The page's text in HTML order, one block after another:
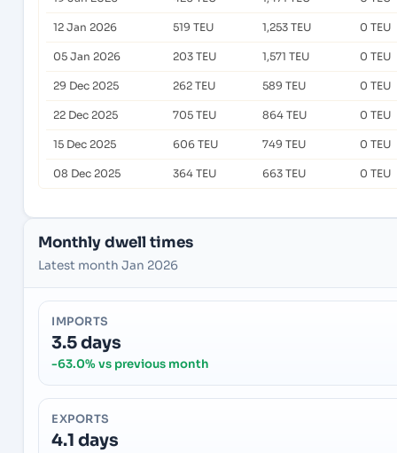
12 Jan 2026 519 TEU 1,253 TEU 0 TEU
05 Jan 2026 203 TEU 1,571 TEU 0 TEU
29 Dec 2025 262 TEU 589 TEU 0 TEU
22 Dec 2025 705 TEU 864 TEU 0 TEU
15 Dec 2025 606 TEU 749 TEU 0 TEU
08 Dec 2025 364 TEU 663 TEU 0 TEU
Monthly dwell times
Latest month Jan 2026
IMPORTS
3.5 days
-63.0% vs previous month
EXPORTS
4.1 days